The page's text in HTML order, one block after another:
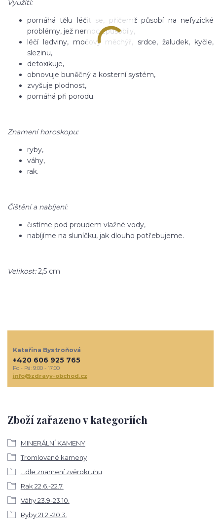
Využití:
pomáhá tělu léčit se, přičemž působí na nefyzické
problémy, jež nemoc způsobily,
léčí ledviny, močový měchýř, srdce, žaludek, kyčle,
slezinu,
detoxikuje,
obnovuje buněčný a kosterní systém,
zvyšuje plodnost,
pomáhá při porodu.
Znamení horoskopu:
ryby,
váhy,
rak.
Čištění a nabíjení:
čistíme pod proudem vlažné vody,
nabíjíme na sluníčku, jak dlouho potřebujeme.
Velikost:2,5 cm
Zboží zařazeno v kategoriích
MINERÁLNÍ KAMENY
Tromlované kameny
...dle znamení zvěrokruhu
Rak 22.6.-22.7.
Váhy 23.9-23.10.
Ryby 21.2.-20.3.
Kateřina Bystroňová
+420 606 925 765
Po - Pá: 9:00 - 17:00
info@zdravy-obchod.cz